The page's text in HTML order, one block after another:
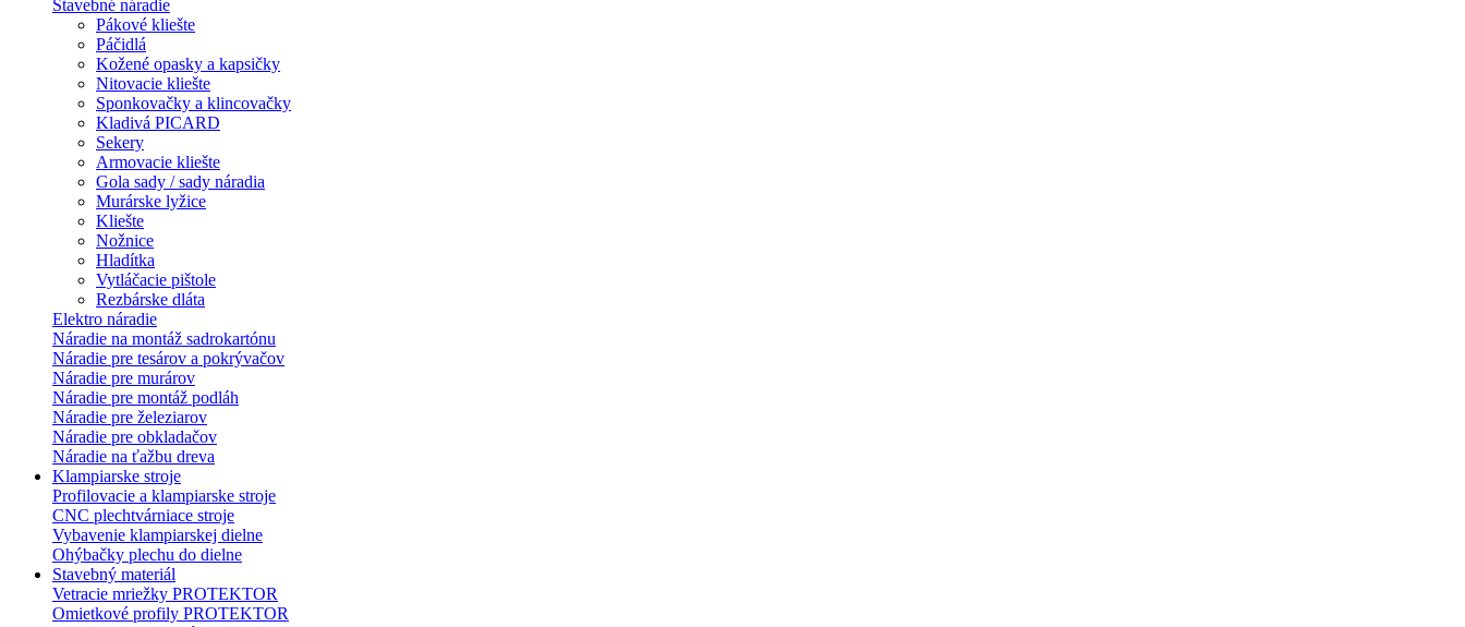
Stavebné náradie
Pákové kliešte
Páčidlá
Kožené opasky a kapsičky
Nitovacie kliešte
Sponkovačky a klincovačky
Kladivá PICARD
Sekery
Armovacie kliešte
Gola sady / sady náradia
Murárske lyžice
Kliešte
Nožnice
Hladítka
Vytláčacie pištole
Rezbárske dláta
Elektro náradie
Náradie na montáž sadrokartónu
Náradie pre tesárov a pokrývačov
Náradie pre murárov
Náradie pre montáž podláh
Náradie pre železiarov
Náradie pre obkladačov
Náradie na ťažbu dreva
Klampiarske stroje
Profilovacie a klampiarske stroje
CNC plechtvárniace stroje
Vybavenie klampiarskej dielne
Ohýbačky plechu do dielne
Stavebný materiál
Vetracie mriežky PROTEKTOR
Omietkové profily PROTEKTOR